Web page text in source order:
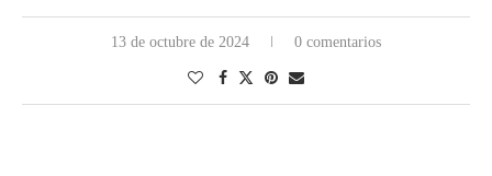
13 de octubre de 2024 0 comentarios